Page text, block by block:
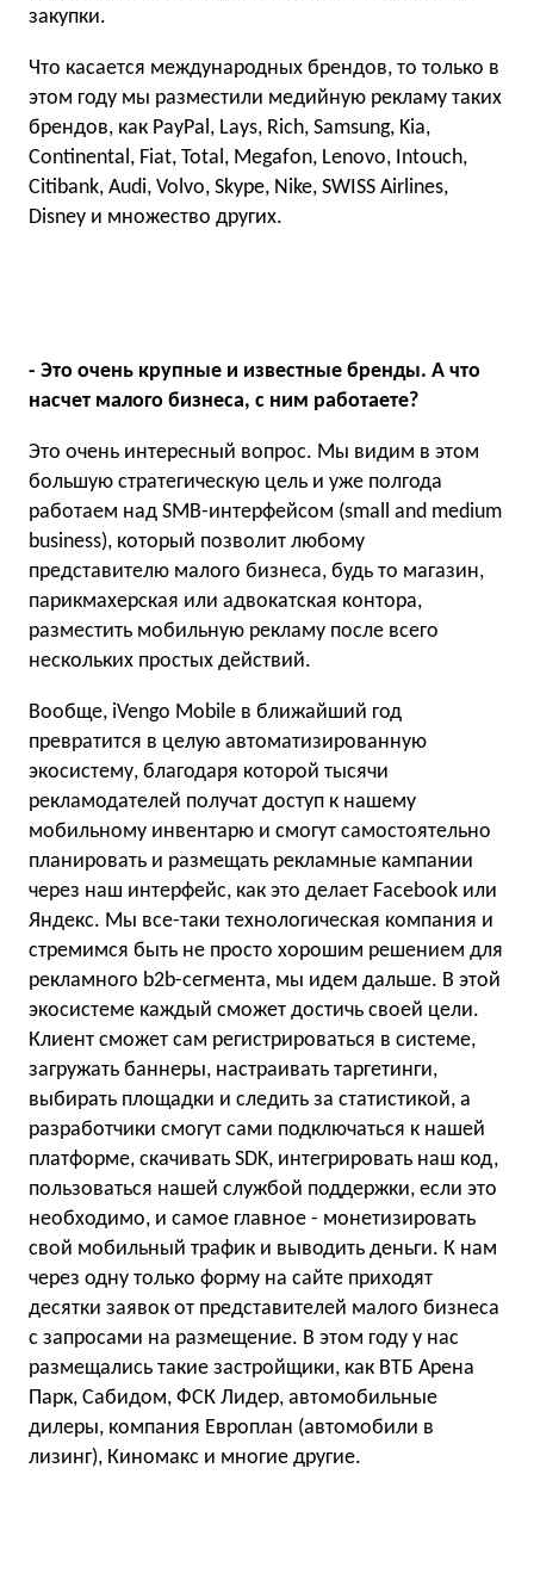
закупки.
Что касается международных брендов, то только в
этом году мы разместили медийную рекламу таких
брендов, как PayPal, Lays, Rich, Samsung, Kia,
Continental, Fiat, Total, Megafon, Lenovo, Intouch,
Citibank, Audi, Volvo, Skype, Nike, SWISS Airlines,
Disney и множество других.
- Это очень крупные и известные бренды. А что
насчет малого бизнеса, с ним работаете?
Это очень интересный вопрос. Мы видим в этом
большую стратегическую цель и уже полгода
работаем над SMB-интерфейсом (small and medium
business), который позволит любому
представителю малого бизнеса, будь то магазин,
парикмахерская или адвокатская контора,
разместить мобильную рекламу после всего
нескольких простых действий.
Вообще, iVengo Mobile в ближайший год
превратится в целую автоматизированную
экосистему, благодаря которой тысячи
рекламодателей получат доступ к нашему
мобильному инвентарю и смогут самостоятельно
планировать и размещать рекламные кампании
через наш интерфейс, как это делает Facebook или
Яндекс. Мы все-таки технологическая компания и
стремимся быть не просто хорошим решением для
рекламного b2b-сегмента, мы идем дальше. В этой
экосистеме каждый сможет достичь своей цели.
Клиент сможет сам регистрироваться в системе,
загружать баннеры, настраивать таргетинги,
выбирать площадки и следить за статистикой, а
разработчики смогут сами подключаться к нашей
платформе, скачивать SDK, интегрировать наш код,
пользоваться нашей службой поддержки, если это
необходимо, и самое главное - монетизировать
свой мобильный трафик и выводить деньги. К нам
через одну только форму на сайте приходят
десятки заявок от представителей малого бизнеса
с запросами на размещение. В этом году у нас
размещались такие застройщики, как ВТБ Арена
Парк, Сабидом, ФСК Лидер, автомобильные
дилеры, компания Европлан (автомобили в
лизинг), Киномакс и многие другие.